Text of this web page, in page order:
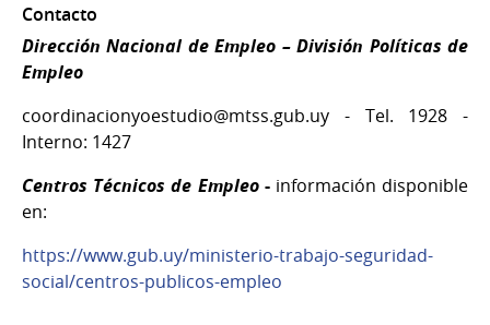
Contacto
Dirección Nacional de Empleo – División Políticas de
Empleo
coordinacionyoestudio@mtss.gub.uy - Tel. 1928 -
Interno: 1427
Centros Técnicos de Empleo-información disponible
en:
https://www.gub.uy/ministerio-trabajo-seguridad-
social/centros-publicos-empleo